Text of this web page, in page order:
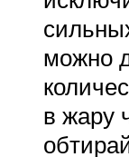
можно
в жару